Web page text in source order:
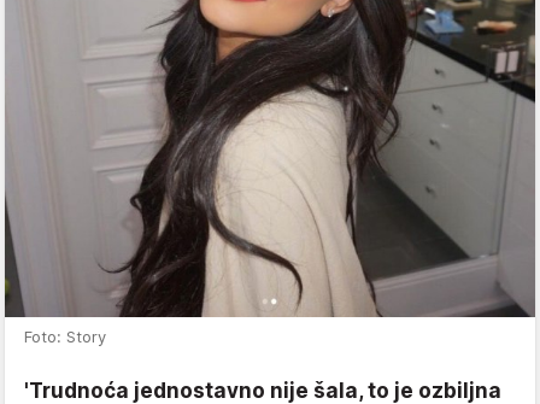
Foto: Story
'Trudnoća jednostavno nije šala, to je ozbiljna